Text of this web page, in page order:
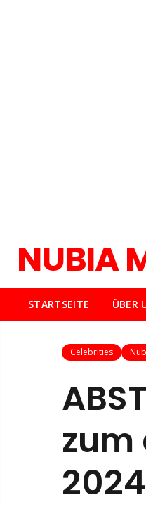
NUBIA
STARTSEITE ÜBER
Celebrities